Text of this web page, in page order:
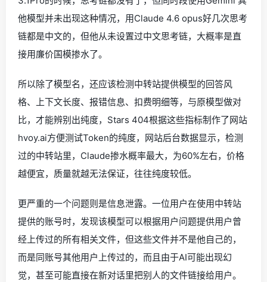
他模型并未出现这种情况，用Claude 4.6 opus好几次思考
链都是中文的，但他从未设置过中文思考链，大概率是直
接用廉价国模掺水了。
所以除了模型名，还应该检测中转站提供模型的回答风
格、上下文长度、报错信息、扣费明细等，与原模型做对
比，才能辨别出纯度，Stars 404根据这些指标制作了网站
hvoy.ai方便测试Token的纯度，网站后台数据显示，检测
过的中转站里，Claude掺水概率最大，为60%左右，价格
越便宜，质量就越无法保证，往往纯度较低。
更严重的一个问题则是信息泄露。一位用户在使用中转站
提供的账号时，发现该模型可以根据用户问题提供用户曾
经上传过的所有相关文件，但这些文件并不是他自己的，
而是同账号其他用户上传过的，而且由于AI可能出现幻
觉，甚至可能直接在新对话里把别人的文件链接给用户。